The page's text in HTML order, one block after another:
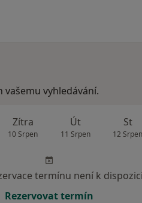
vašemu vyhledávání.
Zítra
10 Srpen
Út
11 Srpen
St
12 Srpen
termínu není k dispozici
Rezervovat termín